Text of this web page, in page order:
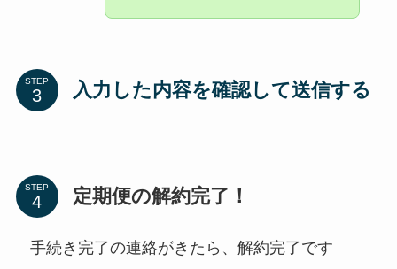
STEP 入力した内容を確認して送信する
STEP 定期便の解約完了！
手続き完了の連絡がきたら、解約完了です